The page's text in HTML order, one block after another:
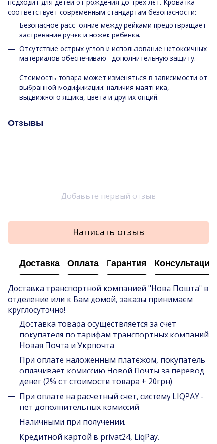
подходит для детей от рождения до трёх лет. Кроватка
соответствует современным стандартам безопасности:
Безопасное расстояние между рейками предотвращает
застревание ручек и ножек ребёнка.
Отсутствие острых углов и использование нетоксичных
материалов обеспечивают дополнительную защиту.
Стоимость товара может изменяться в зависимости от
выбранной модификации: наличия маятника,
выдвижного ящика, цвета и других опций.
Отзывы
Добавьте первый отзыв
Написать отзыв
Доставка Оплата Гарантия Консультация
Доставка транспортной компанией "Нова Пошта" в
отделение или к Вам домой, заказы принимаем
круглосуточно!
Доставка товара осуществляется за счет
покупателя по тарифам транспортных компаний
Новая Почта и Укрпочта
При оплате наложенным платежом, покупатель
оплачивает комиссию Новой Почты за перевод
денег (2% от стоимости товара + 20грн)
При оплате на расчетный счет, систему LIQPAY -
нет дополнительных комиссий
Наличными при получении.
Кредитной картой в privat24, LiqPay.